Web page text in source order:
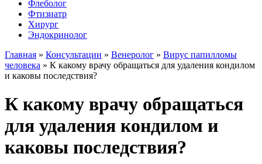
Флеболог
Фтизиатр
Хирург
Эндокринолог
Главная » Консультации » Венеролог » Вирус папилломы
человека » К какому врачу обращаться для удаления кондилом
и каковы последствия?
К какому врачу обращаться
для удаления кондилом и
каковы последствия?